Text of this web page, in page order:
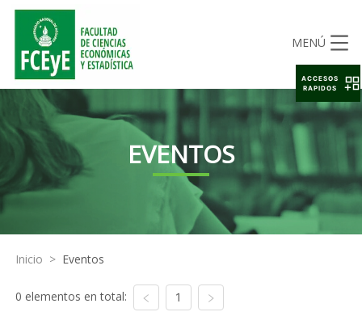
MENÚ
EVENTOS
Inicio > Eventos
0 elementos en total: 1
ACCESOS
RAPIDOS